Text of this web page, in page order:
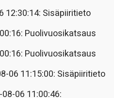
12:30:14: Sisäpiiritieto
Puolivuosikatsaus
Puolivuosikatsaus
06 11:15:00: Sisäpiiritieto
06 11:00:46: